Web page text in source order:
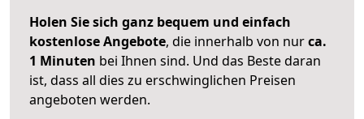
Holen Sie sich ganz bequem und einfach
kostenlose Angebote, die innerhalb von nurca.
1 Minuten bei Ihnen sind. Und das Beste daran
ist, dass all dies zu erschwinglichen Preisen
angeboten werden.